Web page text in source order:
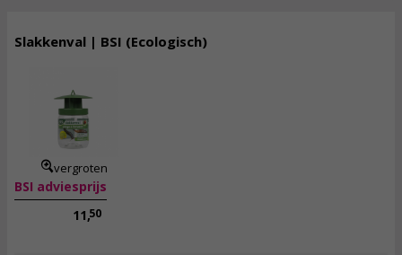
Slakkenval | BSI (Ecologisch)
vergroten
BSI adviesprijs
11,50